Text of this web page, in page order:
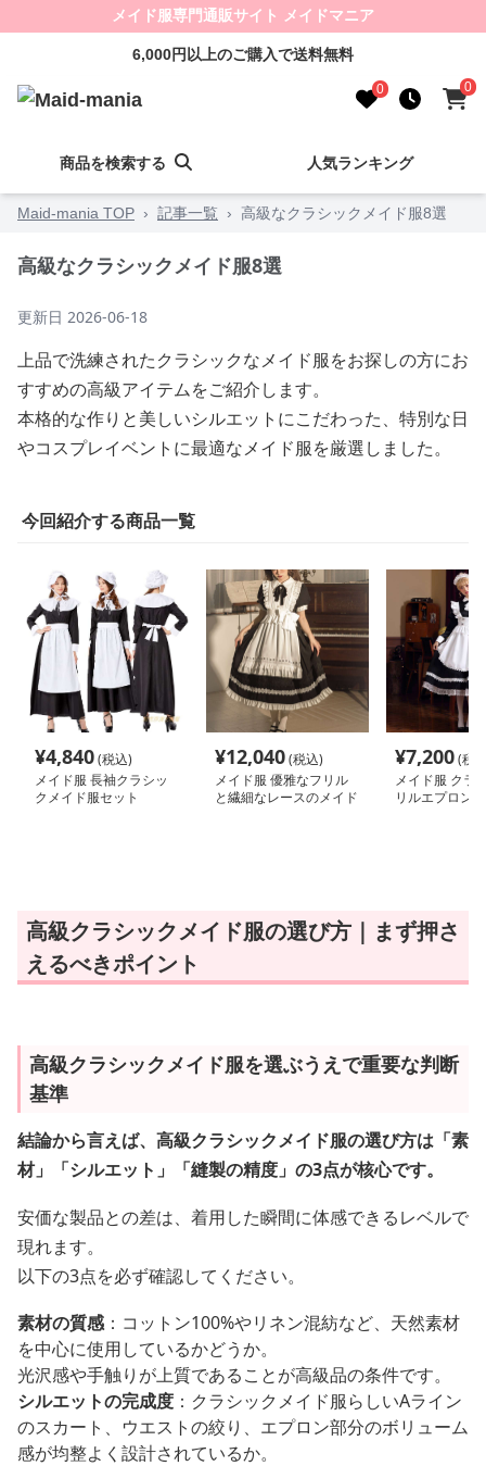
メイド服専門通販サイト メイドマニア
6,000円以上のご購入で送料無料
0 0
商品を検索する 人気ランキング
Maid-mania TOP › 記事一覧 › 高級なクラシックメイド服8選
高級なクラシックメイド服8選
更新日 2026-06-18
上品で洗練されたクラシックなメイド服をお探しの方にお
すすめの高級アイテムをご紹介します。
本格的な作りと美しいシルエットにこだわった、特別な日
やコスプレイベントに最適なメイド服を厳選しました。
今回紹介する商品一覧
¥4,840(税込)
メイド服 長袖クラシッ
クメイド服セット
¥12,040(税込)
メイド服 優雅なフリル
と繊細なレースのメイド
¥7,200(税
メイド服 クラ
リルエプロン
高級クラシックメイド服の選び方｜まず押さ
えるべきポイント
高級クラシックメイド服を選ぶうえで重要な判断
基準
結論から言えば、高級クラシックメイド服の選び方は「素
材」「シルエット」「縫製の精度」の3点が核心です。
安価な製品との差は、着用した瞬間に体感できるレベルで
現れます。
以下の3点を必ず確認してください。
素材の質感：コットン100%やリネン混紡など、天然素材
を中心に使用しているかどうか。
光沢感や手触りが上質であることが高級品の条件です。
シルエットの完成度 ：クラシックメイド服らしいAライン
のスカート、ウエストの絞り、エプロン部分のボリューム
感が均整よく設計されているか。